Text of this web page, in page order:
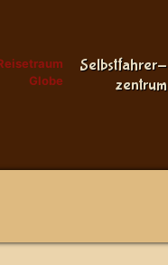
Selbstfahrer-
zentrum